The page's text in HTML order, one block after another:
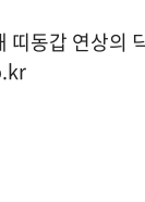
띠동갑 연상의